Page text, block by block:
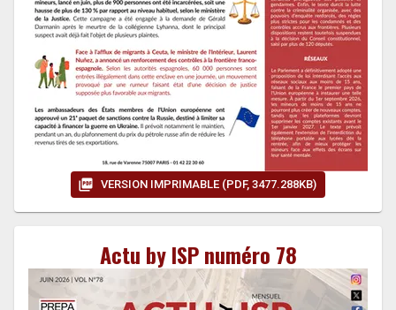
VERSION IMPRIMABLE (PDF, 3477.288KB)
Actu by ISP numéro 78